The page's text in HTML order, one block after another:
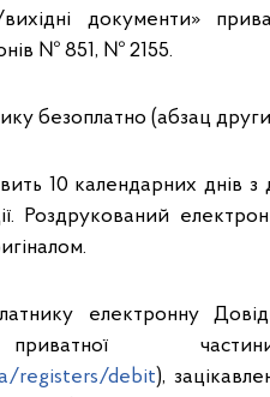
документи»
№ 851, № 2155.
безоплатно (абзац
10 календарних днів з
Роздрукований
електронну
приватної
registers/debit),